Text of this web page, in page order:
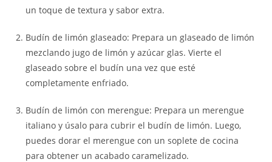
un toque de textura y sabor extra.
Budín de limón glaseado: Prepara un glaseado de limón
mezclando jugo de limón y azúcar glas. Vierte el
glaseado sobre el budín una vez que esté
completamente enfriado.
Budín de limón con merengue: Prepara un merengue
italiano y úsalo para cubrir el budín de limón. Luego,
puedes dorar el merengue con un soplete de cocina
para obtener un acabado caramelizado.